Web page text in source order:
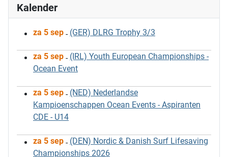
Kalender
za 5 sep - (GER) DLRG Trophy 3/3
za 5 sep - (IRL) Youth European Championships -
Ocean Event
za 5 sep - (NED) Nederlandse
Kampioenschappen Ocean Events - Aspiranten
CDE - U14
za 5 sep - (DEN) Nordic & Danish Surf Lifesaving
Championships 2026